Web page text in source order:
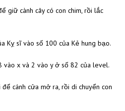
giữ cành cây có con chim, rồi lắc
Kỵ sĩ vào số 100 của Kẻ hung bạo.
vào x và 2 vào y ở số 82 của level.
cánh cửa mở ra, rồi di chuyển con